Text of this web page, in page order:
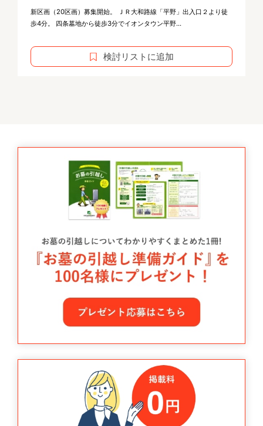
新区画（20区画）募集開始。 ＪＲ大和路線「平野」出入口２より徒
歩4分。 四条墓地から徒歩3分でイオンタウン平野...
検討リストに追加